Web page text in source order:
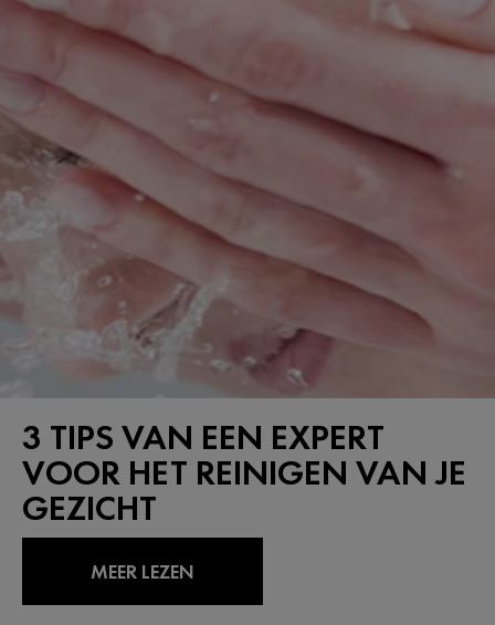
3 TIPS VAN EEN EXPERT
VOOR HET REINIGEN VAN JE
GEZICHT
MEER LEZEN